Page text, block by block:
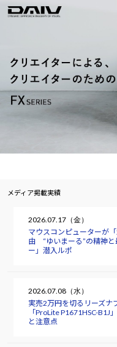
メディア掲載実績
2026.07.17（金）
マウスコンピューターが
由 “ゆいまーる”の精神と
ー」潜入ルポ
2026.07.08（水）
実売2万円を切るリーズナ
「ProLite P1671HSC-
と注意点